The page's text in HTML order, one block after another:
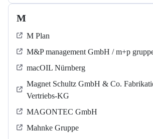
M
M Plan
M&P management GmbH / m+p
macOIL Nürnberg
Magnet Schultz GmbH & Co.
Vertriebs-KG
MAGONTEC GmbH
Mahnke Gruppe